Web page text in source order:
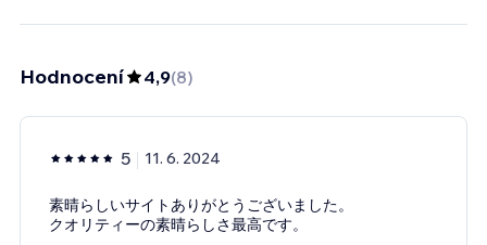
Hodnocení 4,9(8)
5 11. 6. 2024
素晴らしいサイトありがとうございました。
クオリティーの素晴らしさ最高です。